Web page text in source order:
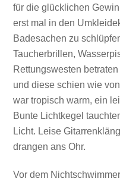
für die glücklichen
erst mal in den
Badesachen zu
Taucherbrillen,
Rettungswesten
und diese schien wie
war tropisch warm, ein
Bunte Lichtkegel
Licht. Leise
drangen ans Ohr.
Vor dem